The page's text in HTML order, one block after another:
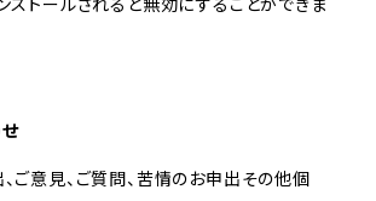
ストールされると無効にすることができま
ご意見、ご質問、苦情のお申出その他個